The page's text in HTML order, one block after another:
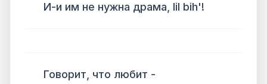
И-и им не нужна драма, lil bih'!
Говорит, что любит -